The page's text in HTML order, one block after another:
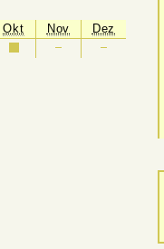
Okt Nov Dez